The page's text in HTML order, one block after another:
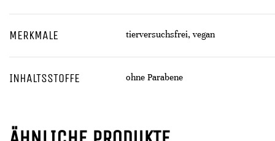
MERKMALE tierversuchsfrei, vegan
INHALTSSTOFFE ohne Parabene